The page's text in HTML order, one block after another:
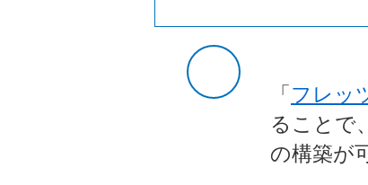
「 フレッ
ることで
の構築が